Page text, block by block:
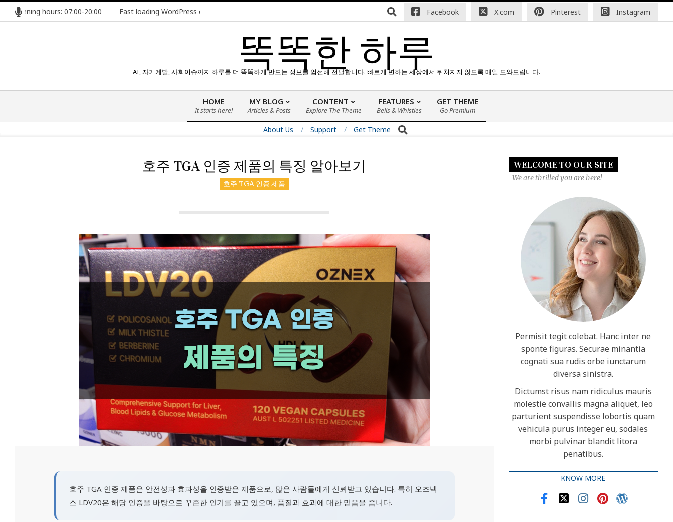
텐
hours: 07:00-20:00 Fast loading WordPress eCommerce theme with A+ Support. Contact us anytime. Opening hours: 07:00-20:00 Fast loading WordPress eCommerce theme with A+
Facebook X.com Pinterest Instagram
똑똑한 하루
AI, 자기계발, 사회이슈까지 하루를 더 똑똑하게 만드는 정보를 엄선해 전달합니다. 빠르게 변하는 세상에서 뒤처지지 않도록 매일 도와드립니다.
기
본
메
뉴
HOME
It starts here!
MY BLOG
Articles & Posts
CONTENT
Explore The Theme
FEATURES
Bells & Whistles
GET THEME
Go Premium
About Us Support Get Theme
호주 TGA 인증 제품의 특징 알아보기
호주 TGA 인증 제품
호주 TGA 인증 제품은 안전성과 효과성을 인증받은 제품으로, 많은 사람들에게 신뢰받고 있습니다. 특히 오즈넥
스 LDV20은 해당 인증을 바탕으로 꾸준한 인기를 끌고 있으며, 품질과 효과에 대한 믿음을 줍니다.
WELCOME TO OUR SITE
We are thrilled you are here!
Permisit tegit colebat. Hanc inter ne
sponte figuras. Securae minantia
cognati sua rudis orbe iunctarum
diversa sinistra.
Dictumst risus nam ridiculus mauris
molestie convallis magna aliquet, leo
parturient suspendisse lobortis quam
vehicula purus integer eu, sodales
morbi pulvinar blandit litora
penatibus.
KNOW MORE